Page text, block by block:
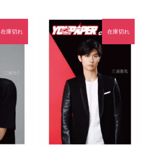
在庫切れ 在庫切れ